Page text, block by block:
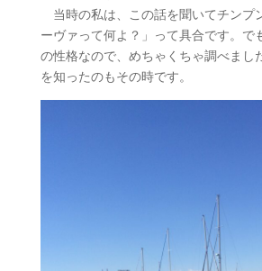
当時の私は、この話を聞いてチンプ
ーヴァって何よ？」って具合です。で
の性格なので、めちゃくちゃ調べまし
を知ったのもその時です。